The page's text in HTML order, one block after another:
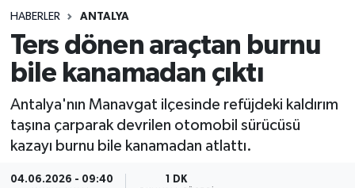
HABERLER ANTALYA
Ters dönen araçtan burnu
bile kanamadan çıktı
Antalya'nın Manavgat ilçesinde refüjdeki kaldırım
taşına çarparak devrilen otomobil sürücüsü
kazayı burnu bile kanamadan atlattı.
04.06.2026 - 09:40 1 DK
Spor
Teknoloji
Yaşam